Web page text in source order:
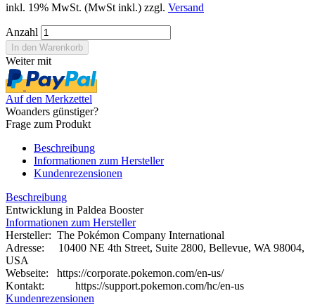
inkl. 19% MwSt. (MwSt inkl.) zzgl. Versand
Anzahl
Weiter mit
Auf den Merkzettel
Woanders günstiger?
Frage zum Produkt
Beschreibung
Informationen zum Hersteller
Kundenrezensionen
Beschreibung
Entwicklung in Paldea Booster
Informationen zum Hersteller
Hersteller: The Pokémon Company International
Adresse: 10400 NE 4th Street, Suite 2800, Bellevue, WA 98004,
USA
Webseite:
https://corporate.pokemon.com/en-us/
Kontakt: https://support.pokemon.com/hc/en-us
Kundenrezensionen